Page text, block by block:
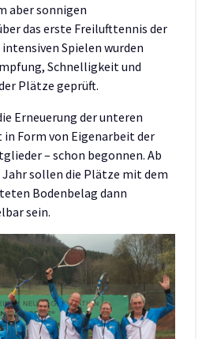
aber sonnigen
das erste Freilufttennis der
Spielen wurden
Schnelligkeit und
Plätze geprüft.
Erneuerung der unteren
in Form von Eigenarbeit der
– schon begonnen. Ab
sollen die Plätze mit dem
Bodenbelag dann
sein.